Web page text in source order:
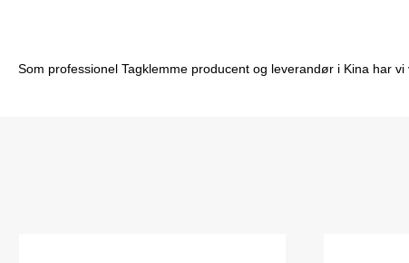
Som professionel Tagklemme producent og leverandør i Kina har